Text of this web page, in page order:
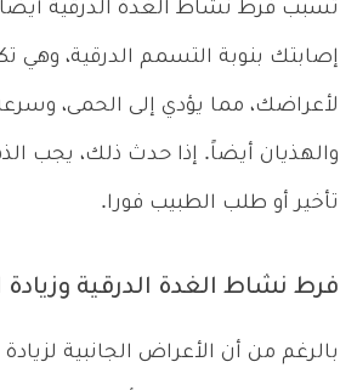
تُسبب فرط نشاط الغدة الدرقية
إصابتك بنوبة التسمم الدرقية، وهي
لأعراضك، مما يؤدي إلى الحمى،
والهذيان أيضاً. إذا حدث ذلك، يجب
تأخير أو طلب الطبيب فورا.
فرط نشاط الغدة الدرقية وزيادة
بالرغم من أن الأعراض الجانبية